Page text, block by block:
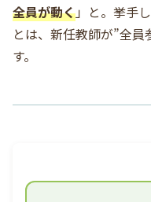
全員が動く」と。挙手
とは、新任教師が”全
す。